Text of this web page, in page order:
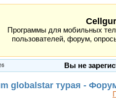
Программы для мобильных
пользователей, форум,
Вы не
globalstar турая -